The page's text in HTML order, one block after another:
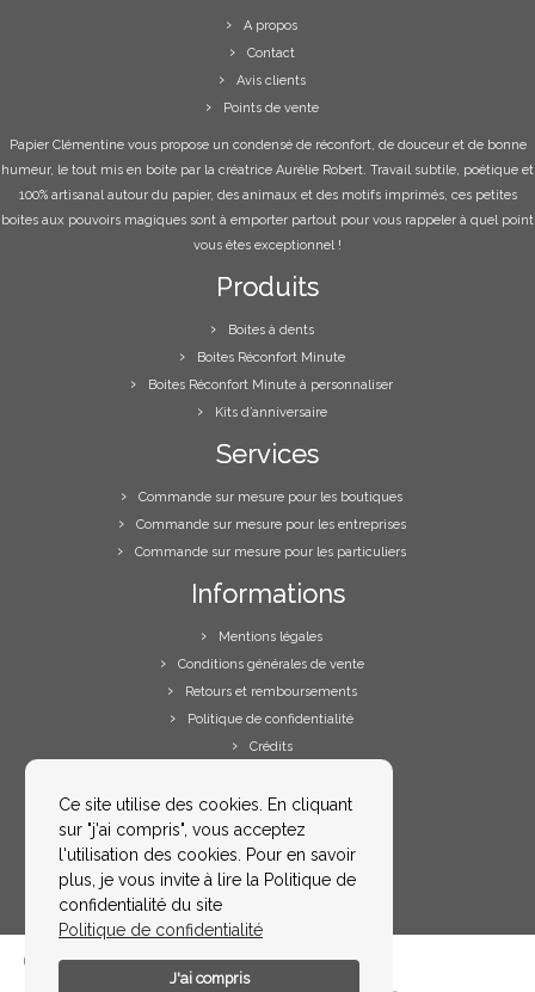
Ce site utilise des cookies. En cliquant
sur "j'ai compris", vous acceptez
l'utilisation des cookies. Pour en savoir
plus, je vous invite à lire la Politique de
confidentialité du site
Politique de confidentialité
J'ai compris
A propos
Contact
Avis clients
Points de vente
Papier Clémentine vous propose un condensé de réconfort, de douceur et de bonne
humeur, le tout mis en boite par la créatrice Aurélie Robert. Travail subtile, poétique et
100% artisanal autour du papier, des animaux et des motifs imprimés, ces petites
boites aux pouvoirs magiques sont à emporter partout pour vous rappeler à quel point
vous êtes exceptionnel !
Produits
Boites à dents
Boites Réconfort Minute
Boites Réconfort Minute à personnaliser
Kits d’anniversaire
Services
Commande sur mesure pour les boutiques
Commande sur mesure pour les entreprises
Commande sur mesure pour les particuliers
Informations
Mentions légales
Conditions générales de vente
Retours et remboursements
Politique de confidentialité
Crédits
Votre compte
Me contacter
FAQs